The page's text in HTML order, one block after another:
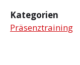
Kategorien
Präsenztraining